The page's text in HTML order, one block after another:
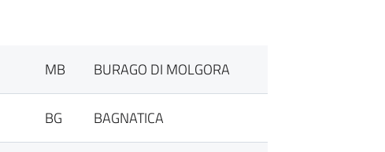
MB BURAGO DI MOLGORA
BG BAGNATICA